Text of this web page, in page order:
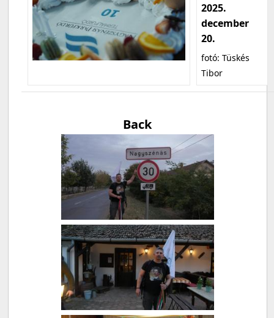
2025.
december
20.
fotó: Tüskés
Tibor
Back